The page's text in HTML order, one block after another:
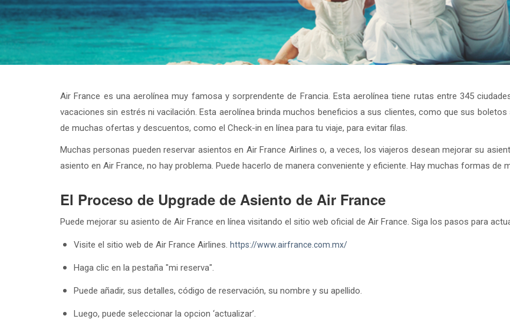
Air France es una aerolínea muy famosa y sorprendente de Francia. Esta aerolínea tiene rutas entre 345
vacaciones sin estrés ni vacilación. Esta aerolínea brinda muchos beneficios a sus clientes, como que sus
de muchas ofertas y descuentos, como el Check-in en línea para tu viaje, para evitar filas.
Muchas personas pueden reservar asientos en Air France Airlines o, a veces, los viajeros desean mejorar su
asiento en Air France, no hay problema. Puede hacerlo de manera conveniente y eficiente. Hay muchas formas de
El Proceso de Upgrade de Asiento de Air France
Puede mejorar su asiento de Air France en línea visitando el sitio web oficial de Air France. Siga los pasos para
Visite el sitio web de Air France Airlines. https://www.airfrance.com.mx/
Haga clic en la pestaña "mi reserva".
Puede añadir, sus detalles, código de reservación, su nombre y su apellido.
Luego, puede seleccionar la opcion ‘actualizar’.